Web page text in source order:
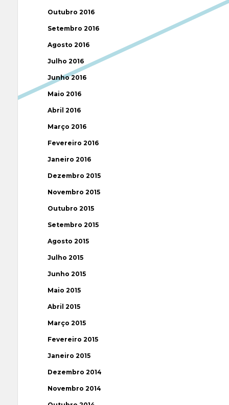
Outubro 2016
Setembro 2016
Agosto 2016
Julho 2016
Junho 2016
Maio 2016
Abril 2016
Março 2016
Fevereiro 2016
Janeiro 2016
Dezembro 2015
Novembro 2015
Outubro 2015
Setembro 2015
Agosto 2015
Julho 2015
Junho 2015
Maio 2015
Abril 2015
Março 2015
Fevereiro 2015
Janeiro 2015
Dezembro 2014
Novembro 2014